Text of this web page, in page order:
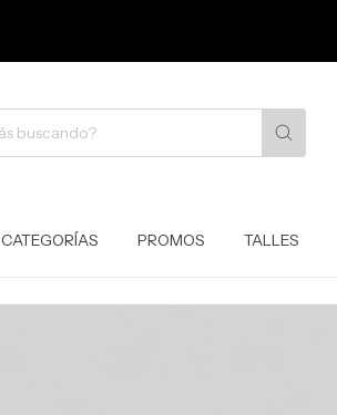
CATEGORÍAS PROMOS TALLES